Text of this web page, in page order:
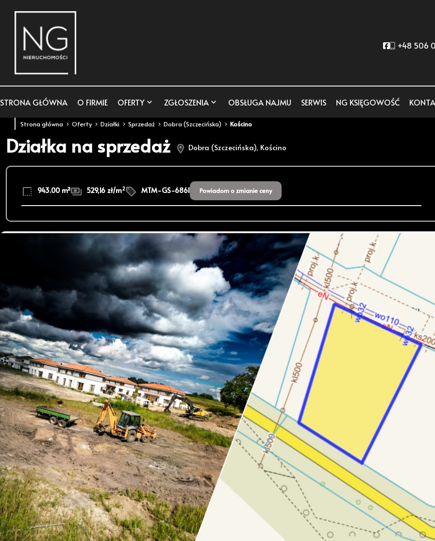
Social link
+48 506
STRONA GŁÓWNA O FIRMIE OFERTY ZGŁOSZENIA OBSŁUGA NAJMU SERWIS NG KSIĘGOWOŚĆ
Strona główna Oferty Działki Sprzedaż Dobra (Szczecińska) Kościno
Działka na sprzedaż Dobra (Szczecińska), Kościno
943.00 m² 529,16 zł/m2 MTM-GS-6861 Powiadom o zmianie ceny